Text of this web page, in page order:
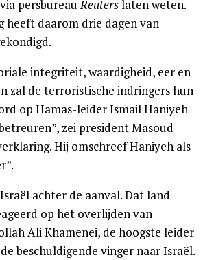
persbureauReuterslaten weten.
heeft daarom drie dagen van
integriteit, waardigheid, eer en
zal de terroristische indringers hun
op Hamas-leider Ismail Haniyeh
zei president Masoud
Hij omschreef Haniyeh als
achter de aanval. Dat land
op het overlijden van
Ali Khamenei, de hoogste leider
beschuldigende vinger naar Israël.